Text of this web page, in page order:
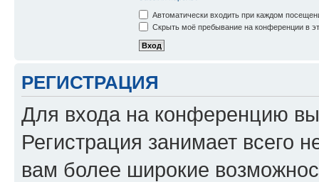
Автоматически входить при каждом
Скрыть моё пребывание на конференции в
РЕГИСТРАЦИЯ
Для входа на конференцию
Регистрация занимает всего
вам более широкие